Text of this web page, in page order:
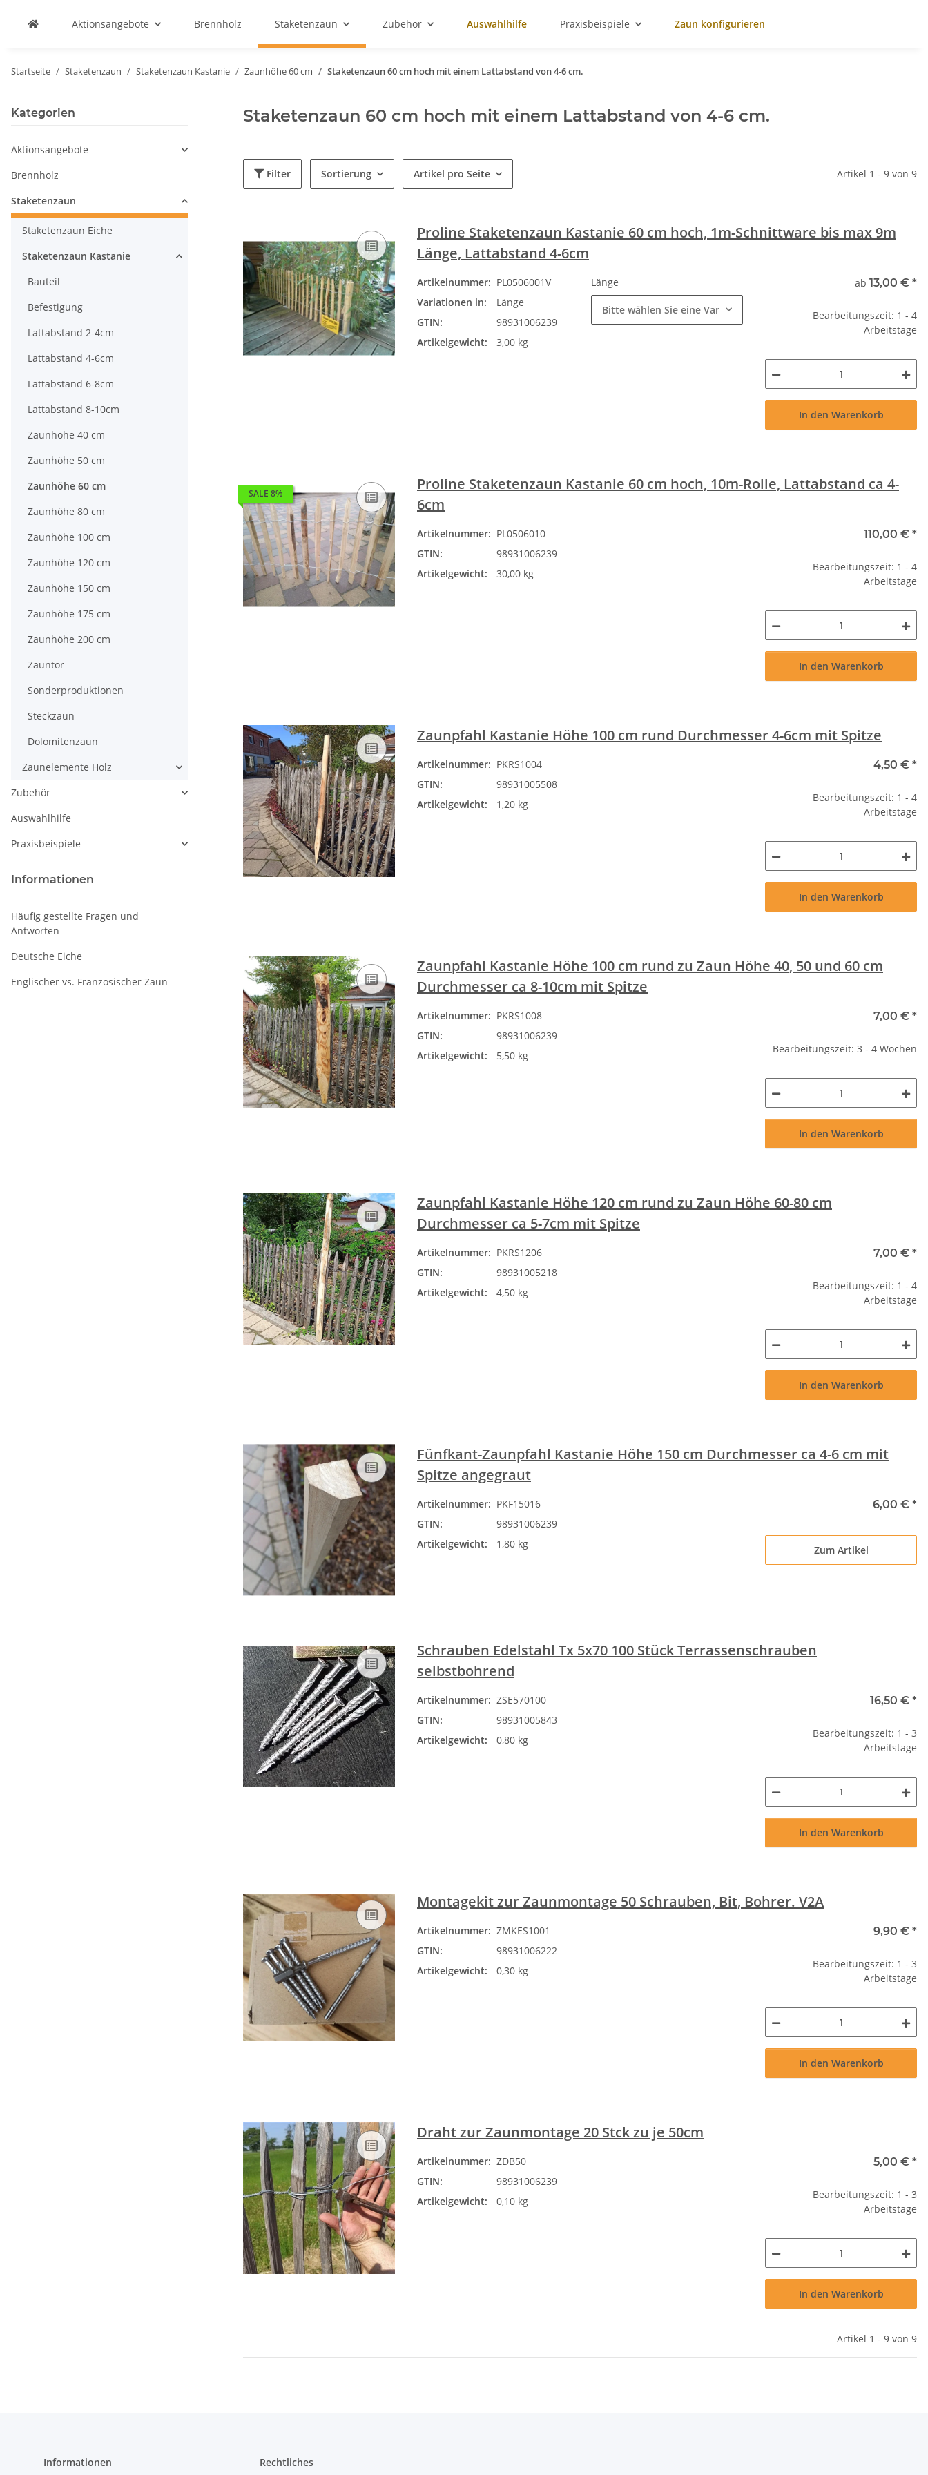
Aktionsangebote Brennholz Staketenzaun Zubehör Auswahlhilfe Praxisbeispiele Zaun konfigurieren
Startseite Staketenzaun Staketenzaun Kastanie Zaunhöhe 60 cm Staketenzaun 60 cm hoch mit einem Lattabstand von 4-6 cm.
Staketenzaun 60 cm hoch mit einem Lattabstand von 4-6 cm.
Filter Sortierung Artikel pro Seite Artikel 1 - 9 von 9
Proline Staketenzaun Kastanie 60 cm hoch, 1m-Schnittware bis max 9m
Länge, Lattabstand 4-6cm
Artikelnummer: PL0506001V
Variationen in:
Länge
GTIN:
98931006239
Artikelgewicht:
3,00 kg
Länge
Bitte wählen Sie eine Variation.
ab 13,00 € *
Bearbeitungszeit: 1 - 4
Arbeitstage
In den Warenkorb
SALE 8%
Proline Staketenzaun Kastanie 60 cm hoch, 10m-Rolle, Lattabstand ca 4-
6cm
Artikelnummer: PL0506010
GTIN:
98931006239
Artikelgewicht:
30,00 kg
110,00 € *
Bearbeitungszeit: 1 - 4
Arbeitstage
In den Warenkorb
Zaunpfahl Kastanie Höhe 100 cm rund Durchmesser 4-6cm mit Spitze
Artikelnummer: PKRS1004
GTIN:
98931005508
Artikelgewicht:
1,20 kg
4,50 € *
Bearbeitungszeit: 1 - 4
Arbeitstage
In den Warenkorb
Zaunpfahl Kastanie Höhe 100 cm rund zu Zaun Höhe 40, 50 und 60 cm
Durchmesser ca 8-10cm mit Spitze
Artikelnummer: PKRS1008
GTIN:
98931006239
Artikelgewicht:
5,50 kg
7,00 € *
Bearbeitungszeit: 3 - 4 Wochen
In den Warenkorb
Zaunpfahl Kastanie Höhe 120 cm rund zu Zaun Höhe 60-80 cm
Durchmesser ca 5-7cm mit Spitze
Artikelnummer: PKRS1206
GTIN:
98931005218
Artikelgewicht:
4,50 kg
7,00 € *
Bearbeitungszeit: 1 - 4
Arbeitstage
In den Warenkorb
Fünfkant-Zaunpfahl Kastanie Höhe 150 cm Durchmesser ca 4-6 cm mit
Spitze angegraut
Artikelnummer: PKF15016
GTIN:
98931006239
Artikelgewicht:
1,80 kg
6,00 € *
Zum Artikel
Schrauben Edelstahl Tx 5x70 100 Stück Terrassenschrauben
selbstbohrend
Artikelnummer: ZSE570100
GTIN:
98931005843
Artikelgewicht:
0,80 kg
16,50 € *
Bearbeitungszeit: 1 - 3
Arbeitstage
In den Warenkorb
Montagekit zur Zaunmontage 50 Schrauben, Bit, Bohrer. V2A
Artikelnummer: ZMKES1001
GTIN:
98931006222
Artikelgewicht:
0,30 kg
9,90 € *
Bearbeitungszeit: 1 - 3
Arbeitstage
In den Warenkorb
Draht zur Zaunmontage 20 Stck zu je 50cm
Artikelnummer: ZDB50
GTIN:
98931006239
Artikelgewicht:
0,10 kg
5,00 € *
Bearbeitungszeit: 1 - 3
Arbeitstage
In den Warenkorb
Artikel 1 - 9 von 9
Kategorien
Aktionsangebote
Brennholz
Staketenzaun
Staketenzaun Eiche
Staketenzaun Kastanie
Bauteil
Befestigung
Lattabstand 2-4cm
Lattabstand 4-6cm
Lattabstand 6-8cm
Lattabstand 8-10cm
Zaunhöhe 40 cm
Zaunhöhe 50 cm
Zaunhöhe 60 cm
Zaunhöhe 80 cm
Zaunhöhe 100 cm
Zaunhöhe 120 cm
Zaunhöhe 150 cm
Zaunhöhe 175 cm
Zaunhöhe 200 cm
Zauntor
Sonderproduktionen
Steckzaun
Dolomitenzaun
Zaunelemente Holz
Zubehör
Auswahlhilfe
Praxisbeispiele
Informationen
Häufig gestellte Fragen und
Antworten
Deutsche Eiche
Englischer vs. Französischer Zaun
Informationen Rechtliches